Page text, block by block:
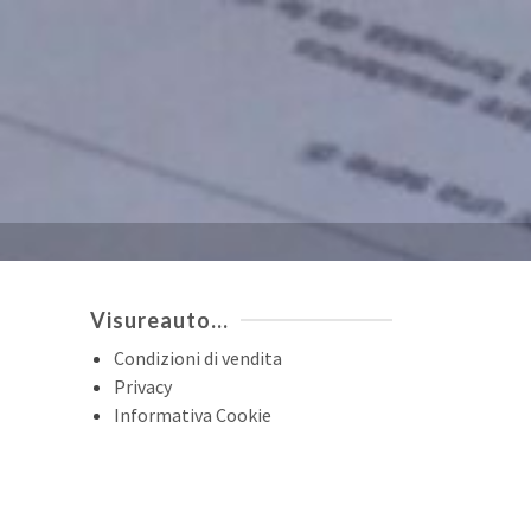
Visureauto…
Condizioni di vendita
Privacy
Informativa Cookie